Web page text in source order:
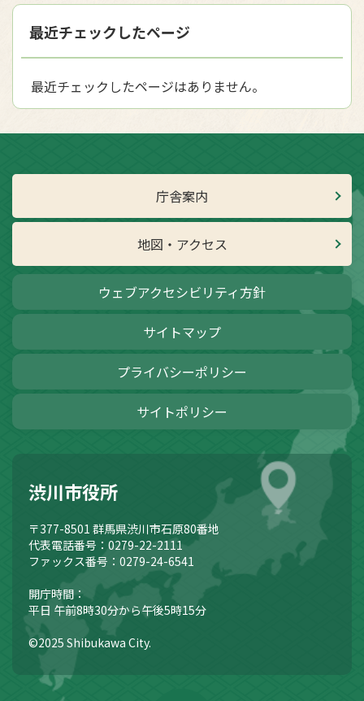
最近チェックしたページ
最近チェックしたページはありません。
庁舎案内
地図・アクセス
ウェブアクセシビリティ方針
サイトマップ
プライバシーポリシー
サイトポリシー
渋川市役所
〒377-8501 群馬県渋川市石原80番地
代表電話番号：0279-22-2111
ファックス番号：0279-24-6541
開庁時間：
平日 午前8時30分から午後5時15分
©2025 Shibukawa City.